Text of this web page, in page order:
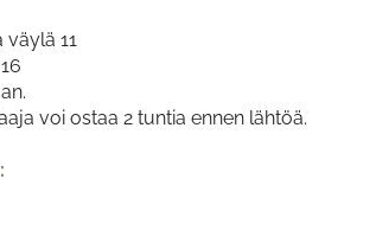
väylä 11
voi ostaa 2 tuntia ennen lähtöä.